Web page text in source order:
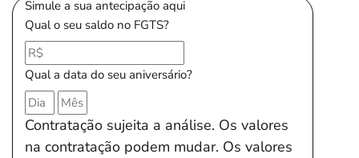
Simule a sua antecipação aqui
Qual o seu saldo no FGTS?
Qual a data do seu aniversário?
Contratação sujeita a análise. Os valores
na contratação podem mudar. Os valores